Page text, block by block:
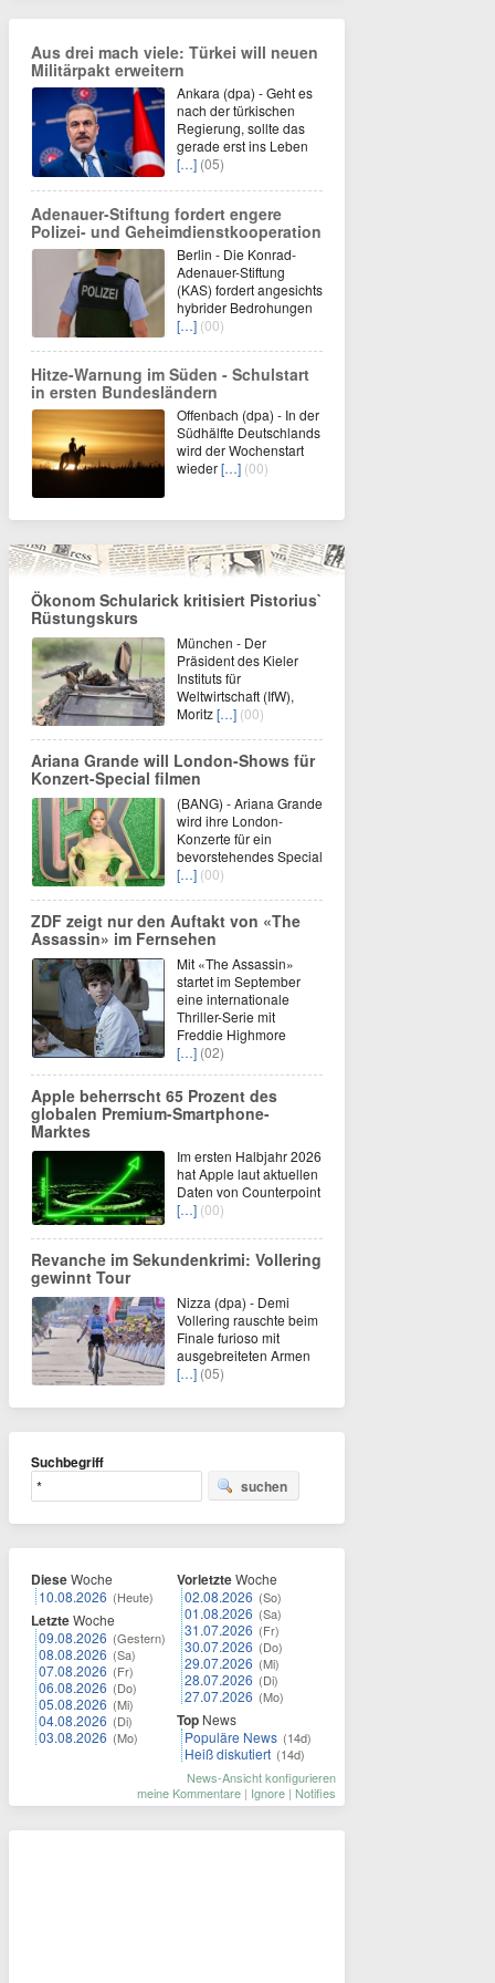
Aus drei mach viele: Türkei will neuen
Militärpakt erweitern
Ankara (dpa) - Geht es
nach der türkischen
Regierung, sollte das
gerade erst ins Leben
[…] (05)
Adenauer-Stiftung fordert engere
Polizei- und Geheimdienstkooperation
Berlin - Die Konrad-
Adenauer-Stiftung
(KAS) fordert angesichts
hybrider Bedrohungen
[…] (00)
Hitze-Warnung im Süden - Schulstart
in ersten Bundesländern
Offenbach (dpa) - In der
Südhälfte Deutschlands
wird der Wochenstart
wieder[…] (00)
Ökonom Schularick kritisiert Pistorius`
Rüstungskurs
München - Der
Präsident des Kieler
Instituts für
Weltwirtschaft (IfW),
Moritz[…] (00)
Ariana Grande will London-Shows für
Konzert-Special filmen
(BANG) - Ariana Grande
wird ihre London-
Konzerte für ein
bevorstehendes Special
[…] (00)
ZDF zeigt nur den Auftakt von «The
Assassin» im Fernsehen
Mit «The Assassin»
startet im September
eine internationale
Thriller-Serie mit
Freddie Highmore
[…] (02)
Apple beherrscht 65 Prozent des
globalen Premium-Smartphone-
Marktes
Im ersten Halbjahr 2026
hat Apple laut aktuellen
Daten von Counterpoint
[…] (00)
Revanche im Sekundenkrimi: Vollering
gewinnt Tour
Nizza (dpa) - Demi
Vollering rauschte beim
Finale furioso mit
ausgebreiteten Armen
[…] (05)
Suchbegriff
suchen
DieseWoche
10.08.2026 (Heute)
LetzteWoche
09.08.2026 (Gestern)
08.08.2026 (Sa)
07.08.2026 (Fr)
06.08.2026 (Do)
05.08.2026 (Mi)
04.08.2026 (Di)
03.08.2026 (Mo)
VorletzteWoche
02.08.2026 (So)
01.08.2026 (Sa)
31.07.2026 (Fr)
30.07.2026 (Do)
29.07.2026 (Mi)
28.07.2026 (Di)
27.07.2026 (Mo)
Top News
Populäre News (14d)
Heiß diskutiert (14d)
News-Ansicht konfigurieren
meine Kommentare | Ignore | Notifies